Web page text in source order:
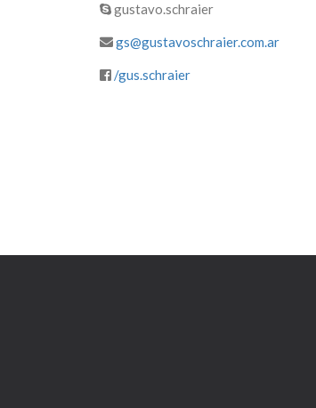
gustavo.schraier
gs@gustavoschraier.com.ar
/gus.schraier